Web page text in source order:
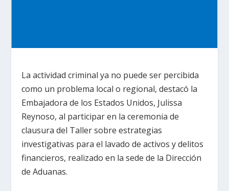
La actividad criminal ya no puede ser percibida
como un problema local o regional, destacó la
Embajadora de los Estados Unidos, Julissa
Reynoso, al participar en la ceremonia de
clausura del Taller sobre estrategias
investigativas para el lavado de activos y delitos
financieros, realizado en la sede de la Dirección
de Aduanas.